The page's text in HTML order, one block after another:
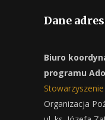
Dane
Biuro
programu
Organizacja